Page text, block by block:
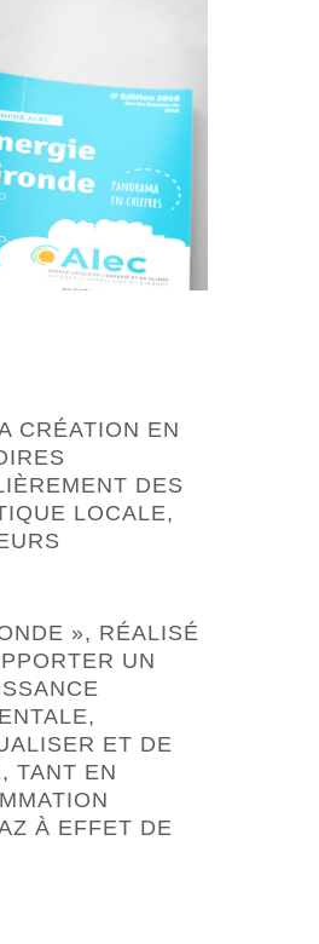
CRÉATION EN
DES
LOCALE,
», RÉALISÉ
UN
ET DE
TANT EN
À EFFET DE